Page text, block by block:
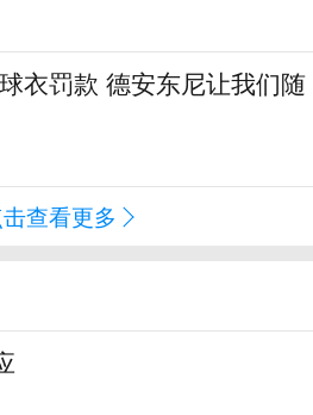
衣罚款 德安东尼让我们随
查看更多